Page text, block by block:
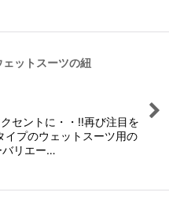
ットスーツの紐
セントに・・!!再び注目を
イプのウェットスーツ用の
リエー…